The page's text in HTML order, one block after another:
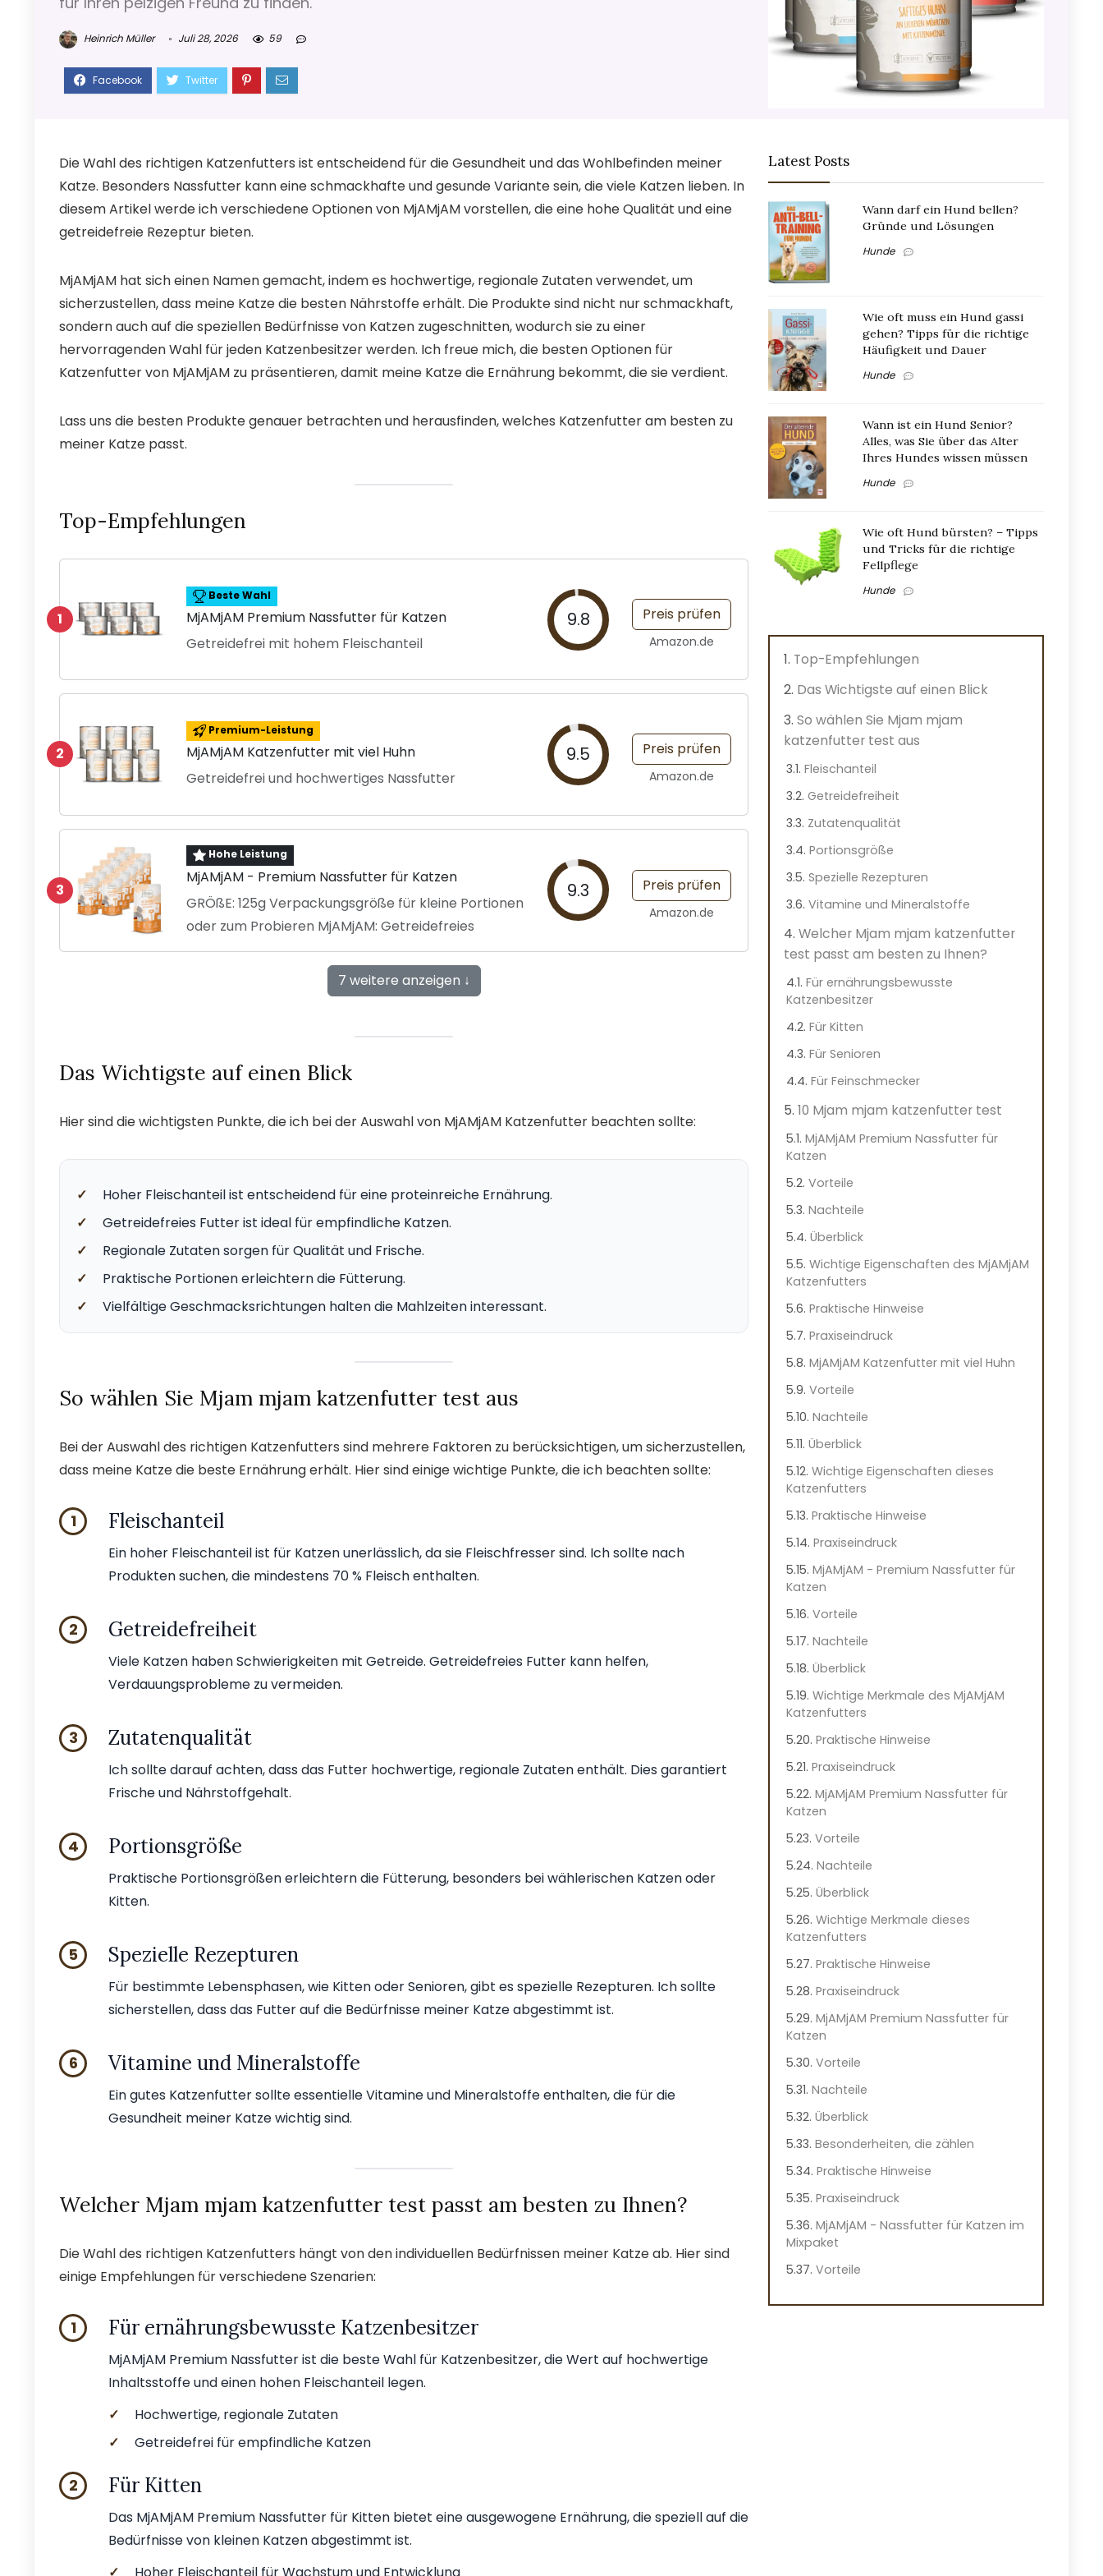
Heinrich Müller Juli 28, 2026 59
Die Wahl des richtigen Katzenfutters ist entscheidend für die Gesundheit und das Wohlbefinden meiner
Katze. Besonders Nassfutter kann eine schmackhafte und gesunde Variante sein, die viele Katzen lieben. In
diesem Artikel werde ich verschiedene Optionen von MjAMjAM vorstellen, die eine hohe Qualität und eine
getreidefreie Rezeptur bieten.
MjAMjAM hat sich einen Namen gemacht, indem es hochwertige, regionale Zutaten verwendet, um
sicherzustellen, dass meine Katze die besten Nährstoffe erhält. Die Produkte sind nicht nur schmackhaft,
sondern auch auf die speziellen Bedürfnisse von Katzen zugeschnitten, wodurch sie zu einer
hervorragenden Wahl für jeden Katzenbesitzer werden. Ich freue mich, die besten Optionen für
Katzenfutter von MjAMjAM zu präsentieren, damit meine Katze die Ernährung bekommt, die sie verdient.
Lass uns die besten Produkte genauer betrachten und herausfinden, welches Katzenfutter am besten zu
meiner Katze passt.
Top-Empfehlungen
1
Beste Wahl
MjAMjAM Premium Nassfutter für Katzen
Getreidefrei mit hohem Fleischanteil
9.8 Preis prüfen
Amazon.de
2
Premium-Leistung
MjAMjAM Katzenfutter mit viel Huhn
Getreidefrei und hochwertiges Nassfutter
9.5 Preis prüfen
Amazon.de
3
Hohe Leistung
MjAMjAM - Premium Nassfutter für Katzen
GRÖßE: 125g Verpackungsgröße für kleine Portionen
oder zum Probieren MjAMjAM: Getreidefreies
9.3 Preis prüfen
Amazon.de
7 weitere anzeigen ↓
Das Wichtigste auf einen Blick
Hier sind die wichtigsten Punkte, die ich bei der Auswahl von MjAMjAM Katzenfutter beachten sollte:
✓
Hoher Fleischanteil ist entscheidend für eine proteinreiche Ernährung.
✓
Getreidefreies Futter ist ideal für empfindliche Katzen.
✓
Regionale Zutaten sorgen für Qualität und Frische.
✓
Praktische Portionen erleichtern die Fütterung.
✓
Vielfältige Geschmacksrichtungen halten die Mahlzeiten interessant.
So wählen Sie Mjam mjam katzenfutter test aus
Bei der Auswahl des richtigen Katzenfutters sind mehrere Faktoren zu berücksichtigen, um sicherzustellen,
dass meine Katze die beste Ernährung erhält. Hier sind einige wichtige Punkte, die ich beachten sollte:
1 Fleischanteil
Ein hoher Fleischanteil ist für Katzen unerlässlich, da sie Fleischfresser sind. Ich sollte nach
Produkten suchen, die mindestens 70 % Fleisch enthalten.
2 Getreidefreiheit
Viele Katzen haben Schwierigkeiten mit Getreide. Getreidefreies Futter kann helfen,
Verdauungsprobleme zu vermeiden.
3 Zutatenqualität
Ich sollte darauf achten, dass das Futter hochwertige, regionale Zutaten enthält. Dies garantiert
Frische und Nährstoffgehalt.
4 Portionsgröße
Praktische Portionsgrößen erleichtern die Fütterung, besonders bei wählerischen Katzen oder
Kitten.
5 Spezielle Rezepturen
Für bestimmte Lebensphasen, wie Kitten oder Senioren, gibt es spezielle Rezepturen. Ich sollte
sicherstellen, dass das Futter auf die Bedürfnisse meiner Katze abgestimmt ist.
6 Vitamine und Mineralstoffe
Ein gutes Katzenfutter sollte essentielle Vitamine und Mineralstoffe enthalten, die für die
Gesundheit meiner Katze wichtig sind.
Welcher Mjam mjam katzenfutter test passt am besten zu Ihnen?
Die Wahl des richtigen Katzenfutters hängt von den individuellen Bedürfnissen meiner Katze ab. Hier sind
einige Empfehlungen für verschiedene Szenarien:
1 Für ernährungsbewusste Katzenbesitzer
MjAMjAM Premium Nassfutter ist die beste Wahl für Katzenbesitzer, die Wert auf hochwertige
Inhaltsstoffe und einen hohen Fleischanteil legen.
✓
Hochwertige, regionale Zutaten
✓
Getreidefrei für empfindliche Katzen
2 Für Kitten
Das MjAMjAM Premium Nassfutter für Kitten bietet eine ausgewogene Ernährung, die speziell auf die
Bedürfnisse von kleinen Katzen abgestimmt ist.
✓
Hoher Fleischanteil für Wachstum und Entwicklung
Latest Posts
Wann darf ein Hund bellen?
Gründe und Lösungen
Hunde
Wie oft muss ein Hund gassi
gehen? Tipps für die richtige
Häufigkeit und Dauer
Hunde
Wann ist ein Hund Senior?
Alles, was Sie über das Alter
Ihres Hundes wissen müssen
Hunde
Wie oft Hund bürsten? – Tipps
und Tricks für die richtige
Fellpflege
Hunde
Top-Empfehlungen
Das Wichtigste auf einen Blick
So wählen Sie Mjam mjam
katzenfutter test aus
Fleischanteil
Getreidefreiheit
Zutatenqualität
Portionsgröße
Spezielle Rezepturen
Vitamine und Mineralstoffe
Welcher Mjam mjam katzenfutter
test passt am besten zu Ihnen?
Für ernährungsbewusste
Katzenbesitzer
Für Kitten
Für Senioren
Für Feinschmecker
10 Mjam mjam katzenfutter test
MjAMjAM Premium Nassfutter für
Katzen
Vorteile
Nachteile
Überblick
Wichtige Eigenschaften des MjAMjAM
Katzenfutters
Praktische Hinweise
Praxiseindruck
MjAMjAM Katzenfutter mit viel Huhn
Vorteile
Nachteile
Überblick
Wichtige Eigenschaften dieses
Katzenfutters
Praktische Hinweise
Praxiseindruck
MjAMjAM - Premium Nassfutter für
Katzen
Vorteile
Nachteile
Überblick
Wichtige Merkmale des MjAMjAM
Katzenfutters
Praktische Hinweise
Praxiseindruck
MjAMjAM Premium Nassfutter für
Katzen
Vorteile
Nachteile
Überblick
Wichtige Merkmale dieses
Katzenfutters
Praktische Hinweise
Praxiseindruck
MjAMjAM Premium Nassfutter für
Katzen
Vorteile
Nachteile
Überblick
Besonderheiten, die zählen
Praktische Hinweise
Praxiseindruck
MjAMjAM - Nassfutter für Katzen im
Mixpaket
Vorteile